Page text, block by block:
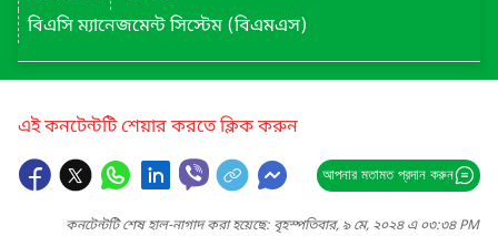
বিএসি ম্যানেজমেন্ট সিস্টেম (বিএমএস)
এই কনটেন্টটি শেয়ার করতে ক্লিক করুন
আপনার মতামত প্রদান করুন
কনটেন্টটি শেষ হাল-নাগাদ করা হয়েছে: বৃহস্পতিবার, ৯ মে, ২০২৪ এ ০৩:৩৪ PM